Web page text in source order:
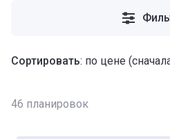
Сортировать: по цене
46 планировок